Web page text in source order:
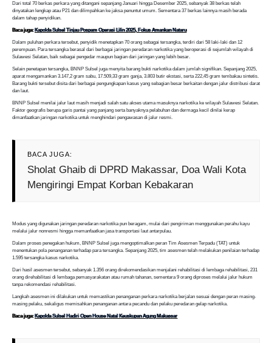
Dari total 70 berkas perkara yang ditangani sepanjang Januari hingga Desember 2025, sebanyak 38 berkas telah
dinyatakan lengkap atau P21 dan dilimpahkan ke jaksa penuntut umum. Sementara 37 berkas lainnya masih berada
dalam tahap penyidikan.
Baca juga: Kapolda Sulsel Tinjau Pospam Operasi Lilin 2025, Fokus Amankan Nataru
Dalam puluhan perkara tersebut, penyidik menetapkan 70 orang sebagai tersangka, terdiri dari 58 laki-laki dan 12
perempuan. Para tersangka berasal dari berbagai jaringan peredaran narkotika yang beroperasi di sejumlah wilayah di
Sulawesi Selatan, baik sebagai pengedar maupun bagian dari jaringan yang lebih besar.
Selain penetapan tersangka, BNNP Sulsel juga menyita barang bukti narkotika dalam jumlah signifikan. Sepanjang 2025,
aparat mengamankan 3.147,2 gram sabu, 17.509,33 gram ganja, 3.803 butir ekstasi, serta 222,45 gram tembakau sintetis.
Barang bukti tersebut disita dari berbagai pengungkapan kasus yang sebagian besar berkaitan dengan jalur distribusi darat
dan laut.
BNNP Sulsel menilai jalur laut masih menjadi salah satu akses utama masuknya narkotika ke wilayah Sulawesi Selatan.
Faktor geografis berupa garis pantai yang panjang serta banyaknya pelabuhan dan dermaga kecil dinilai kerap
dimanfaatkan jaringan narkotika untuk menghindari pengawasan di jalur resmi.
BACA JUGA:
Sholat Ghaib di DPRD Makassar, Doa Wali Kota
Mengiringi Empat Korban Kebakaran
Modus yang digunakan jaringan peredaran narkotika pun beragam, mulai dari pengiriman menggunakan perahu kayu
melalui jalur nonresmi hingga memanfaatkan jasa transportasi laut antarpulau.
Dalam proses penegakan hukum, BNNP Sulsel juga mengoptimalkan peran Tim Asesmen Terpadu (TAT) untuk
menentukan pola penanganan terhadap para tersangka. Sepanjang 2025, tim asesmen telah melakukan penilaian terhadap
1.595 tersangka kasus narkotika.
Dari hasil asesmen tersebut, sebanyak 1.356 orang direkomendasikan menjalani rehabilitasi di lembaga rehabilitasi, 231
orang direhabilitasi di lembaga pemasyarakatan atau rumah tahanan, sementara 9 orang diproses melalui jalur hukum
tanpa rekomendasi rehabilitasi.
Langkah asesmen ini dilakukan untuk memastikan penanganan perkara narkotika berjalan sesuai dengan peran masing-
masing pelaku, sekaligus memisahkan penanganan antara pecandu dan pelaku peredaran gelap narkotika.
Baca juga: Kapolda Sulsel Hadiri Open House Natal Keuskupan Agung Makassar